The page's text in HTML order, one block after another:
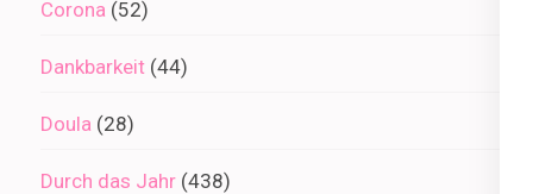
Corona (52)
Dankbarkeit (44)
Doula (28)
Durch das Jahr (438)